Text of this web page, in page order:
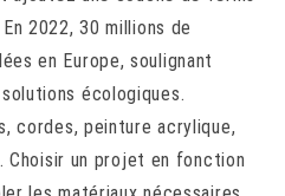
2022, 30 millions de
en Europe, soulignant
écologiques.
cordes, peinture acrylique,
Choisir un projet en fonction